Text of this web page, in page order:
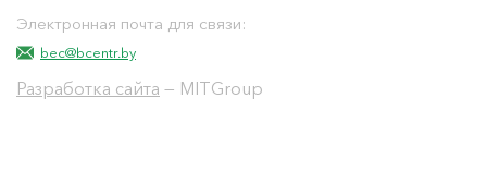
Электронная почта для связи:
bec@bcentr.by
Разработка сайта — MITGroup